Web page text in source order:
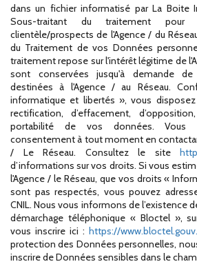
dans un fichier informatisé par La Boite
Sous-traitant du traitement
clientèle/prospects de l'Agence / du
du Traitement de vos Données
traitement repose sur l'intérêt légitime de
sont conservées jusqu'à demande
destinées à l'Agence / au Réseau.
informatique et libertés », vous
rectification, d’effacement,
portabilité de vos données. Vous
consentement à tout moment en
/ Le Réseau. Consultez le site
d’informations sur vos droits. Si vous
l'Agence / le Réseau, que vos droits «
sont pas respectés, vous pouvez
CNIL. Nous vous informons de l’existence
démarchage téléphonique « Bloctel »,
vous inscrire ici :https://
protection des Données personnelles,
inscrire de Données sensibles dans le